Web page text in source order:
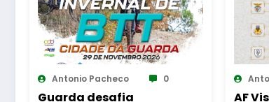
Antonio Pacheco 0
AF Viseu – Campeonato